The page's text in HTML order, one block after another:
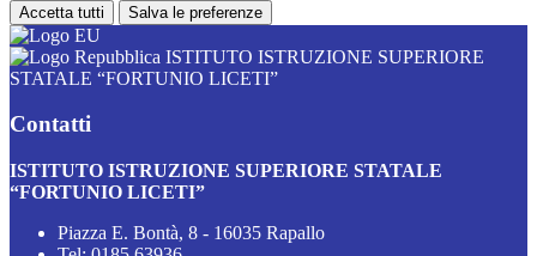
Accetta tutti Salva le preferenze
ISTITUTO ISTRUZIONE SUPERIORE
STATALE “FORTUNIO LICETI”
Contatti
ISTITUTO ISTRUZIONE SUPERIORE STATALE
“FORTUNIO LICETI”
Piazza E. Bontà, 8 - 16035 Rapallo